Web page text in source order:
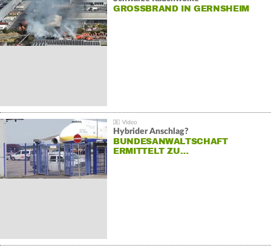
GROSSBRAND IN GERNSHEIM
Hybrider Anschlag?
BUNDESANWALTSCHAFT
ERMITTELT ZU…